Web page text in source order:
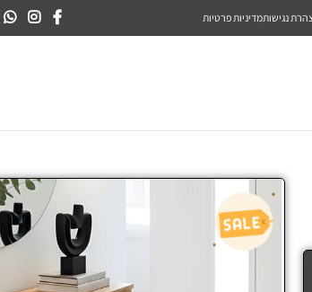
נגישותמדיניות פרטיות